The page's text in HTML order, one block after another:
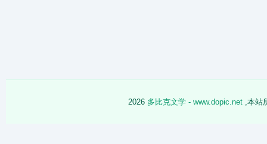
2026 多比克文学 - www.dopic.net ,本站